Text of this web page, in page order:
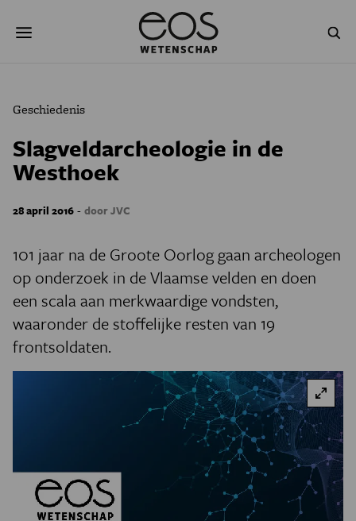
naar
NATUURWETENSCHAPPEN
PSYCHE & BREIN
PODCAST AGENDA
JONGE UITDAGERS
Geschiedenis
Slagveldarcheologie in de
Westhoek
28 april 2016 - door JVC
101 jaar na de Groote Oorlog gaan archeologen
op onderzoek in de Vlaamse velden en doen
een scala aan merkwaardige vondsten,
waaronder de stoffelijke resten van 19
frontsoldaten.